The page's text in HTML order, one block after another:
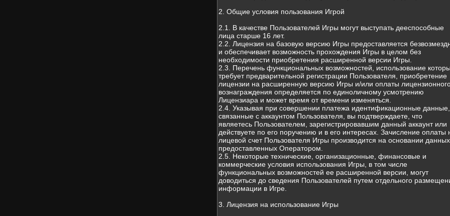
2. Общие условия пользования Игрой
2.1. В качестве Пользователей Игры могут выступать дееспособные
лица старше 16 лет.
2.2. Лицензия на базовую версию Игры предоставляется
и обеспечивает возможность прохождения Игры в целом без
необходимости приобретения расширенной версии Игры.
2.3. Перечень функциональных возможностей, использование
требует предварительной регистрации Пользователя, приобретение
лицензии на расширенную версию Игры и/или оплаты
вознаграждения определяется по единоличному усмотрению
Лицензиара и может время от времени изменяться.
2.4. Указывая при совершении платежа идентификационные данные,
связанные с аккаунтом Пользователя, вы подтверждаете, что
являетесь Пользователем, зарегистрировавшим данный аккаунт или
действуете по его поручению и в его интересах. Зачисление оплаты
лицевой счет Пользователя Игры производится на основании данных,
предоставленных Оператором.
2.5. Некоторые технические, организационные, финансовые и
коммерческие условия использования Игры, в том числе
функциональных возможностей ее расширенной версии, могут
доводиться до сведения Пользователей путем отдельного
информации в Игре.
3. Лицензия на использование Игры